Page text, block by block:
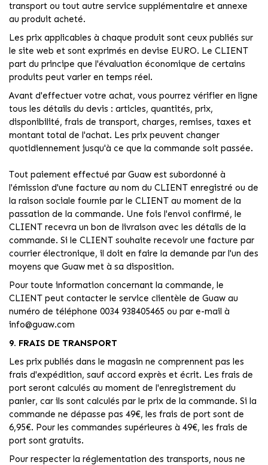
transport ou tout autre service supplémentaire et annexe
au produit acheté.
Les prix applicables à chaque produit sont ceux publiés sur
le site web et sont exprimés en devise EURO. Le CLIENT
part du principe que l'évaluation économique de certains
produits peut varier en temps réel.
Avant d'effectuer votre achat, vous pourrez vérifier en ligne
tous les détails du devis : articles, quantités, prix,
disponibilité, frais de transport, charges, remises, taxes et
montant total de l'achat. Les prix peuvent changer
quotidiennement jusqu'à ce que la commande soit passée.
Tout paiement effectué par Guaw est subordonné à
l'émission d'une facture au nom du CLIENT enregistré ou de
la raison sociale fournie par le CLIENT au moment de la
passation de la commande. Une fois l'envoi confirmé, le
CLIENT recevra un bon de livraison avec les détails de la
commande. Si le CLIENT souhaite recevoir une facture par
courrier électronique, il doit en faire la demande par l'un des
moyens que Guaw met à sa disposition.
Pour toute information concernant la commande, le
CLIENT peut contacter le service clientèle de Guaw au
numéro de téléphone 0034 938405465 ou par e-mail à
info@guaw.com
9. FRAIS DE TRANSPORT
Les prix publiés dans le magasin ne comprennent pas les
frais d'expédition, sauf accord exprès et écrit. Les frais de
port seront calculés au moment de l'enregistrement du
panier, car ils sont calculés par le prix de la commande. Si la
commande ne dépasse pas 49€, les frais de port sont de
6,95€. Pour les commandes supérieures à 49€, les frais de
port sont gratuits.
Pour respecter la réglementation des transports, nous ne